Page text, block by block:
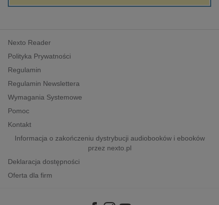
polityka, społeczno-informacyjne
popularno-naukowe
historia
zdrowie
religie
Nexto Reader
Polityka Prywatności
Regulamin
Regulamin Newslettera
Wymagania Systemowe
Pomoc
Kontakt
Informacja o zakończeniu dystrybucji audiobooków i ebooków
przez nexto.pl
Deklaracja dostępności
Oferta dla firm